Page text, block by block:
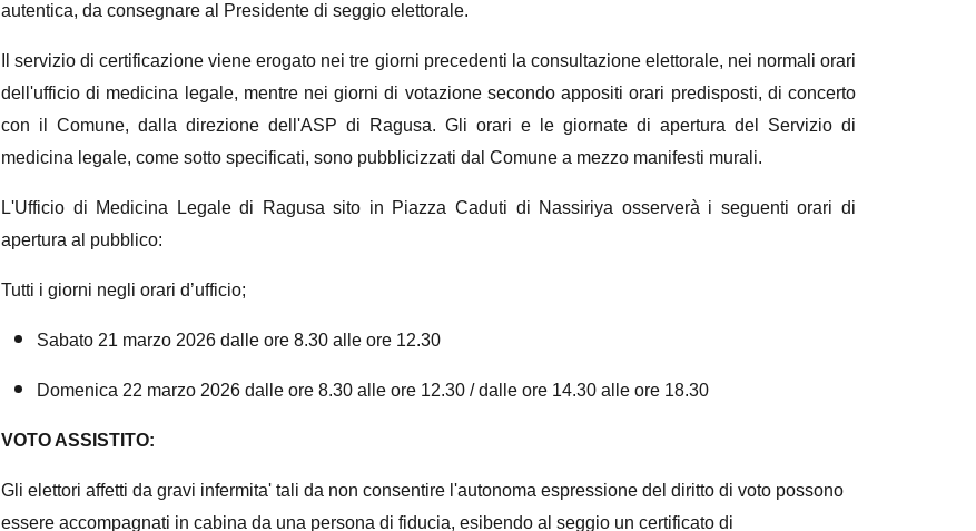
autentica, da consegnare al Presidente di seggio elettorale.
Il servizio di certificazione viene erogato nei tre giorni precedenti la consultazione elettorale, nei normali orari
dell'ufficio di medicina legale, mentre nei giorni di votazione secondo appositi orari predisposti, di concerto
con il Comune, dalla direzione dell'ASP di Ragusa. Gli orari e le giornate di apertura del Servizio di
medicina legale, come sotto specificati, sono pubblicizzati dal Comune a mezzo manifesti murali.
L'Ufficio di Medicina Legale di Ragusa sito in Piazza Caduti di Nassiriya osserverà i seguenti orari di
apertura al pubblico:
Tutti i giorni negli orari d’ufficio;
Sabato 21 marzo 2026 dalle ore 8.30 alle ore 12.30
Domenica 22 marzo 2026 dalle ore 8.30 alle ore 12.30 / dalle ore 14.30 alle ore 18.30
VOTO ASSISTITO:
Gli elettori affetti da gravi infermita' tali da non consentire l'autonoma espressione del diritto di voto possono
essere accompagnati in cabina da una persona di fiducia, esibendo al seggio un certificato di